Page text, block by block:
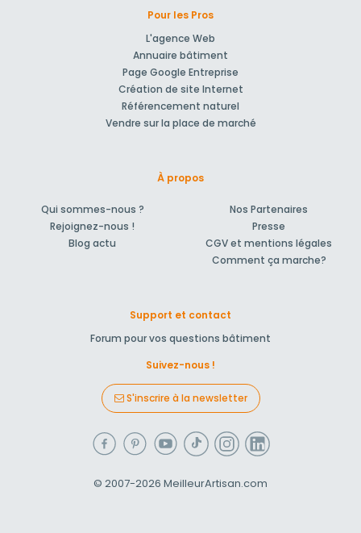
Pour les Pros
L'agence Web
Annuaire bâtiment
Page Google Entreprise
Création de site Internet
Référencement naturel
Vendre sur la place de marché
À propos
Qui sommes-nous ?
Rejoignez-nous !
Blog actu
Nos Partenaires
Presse
CGV et mentions légales
Comment ça marche?
Support et contact
Forum pour vos questions bâtiment
Suivez-nous !
S'inscrire à la newsletter
© 2007-2026 MeilleurArtisan.com